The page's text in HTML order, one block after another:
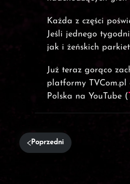
Każda z części
Jeśli jednego
jak i żeńskich
Już teraz gorąco
platformy TVCom.pl
Polska na YouTube (
Poprzedni